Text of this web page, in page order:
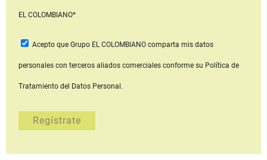
EL COLOMBIANO*
Acepto que Grupo EL COLOMBIANOcomparta mis datos
personales con terceros aliados comerciales conforme su Política de
Tratamiento del Datos Personal.